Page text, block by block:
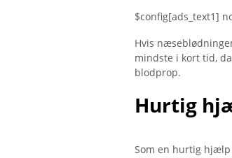
$config[ads_text1]
Hvis
mindste i kort tid,
blodprop.
Hurtig
Som en hurtig hjælp